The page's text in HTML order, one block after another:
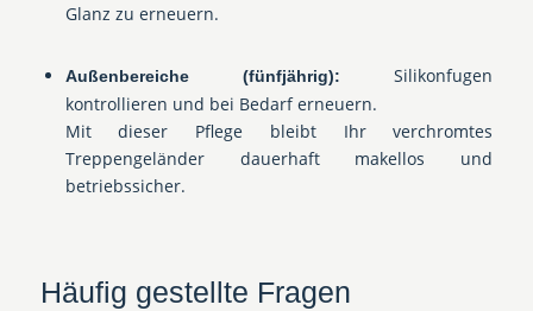
Glanz zu erneuern.
Außenbereiche (fünfjährig):
Silikonfugen
kontrollieren und bei Bedarf erneuern.
Mit dieser Pflege bleibt Ihr verchromtes
Treppengeländer dauerhaft makellos und
betriebssicher.
Häufig gestellte Fragen